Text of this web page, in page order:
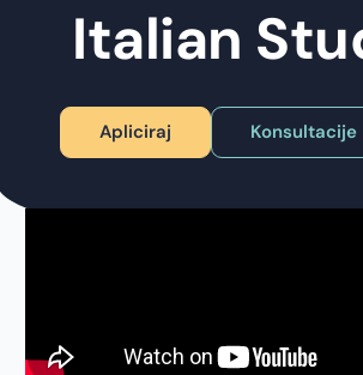
Italian
Apliciraj Konsultacije